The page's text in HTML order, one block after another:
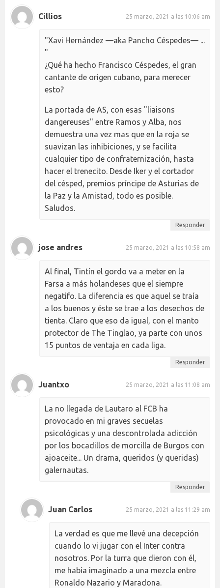
Cillios 25 marzo, 2021 a las 10:06 am
"Xavi Hernández —aka Pancho Céspedes— ...
"
¿Qué ha hecho Francisco Céspedes, el gran
cantante de origen cubano, para merecer
esto?
La portada de AS, con esas "liaisons
dangereuses" entre Ramos y Alba, nos
demuestra una vez mas que en la roja se
suavizan las inhibiciones, y se facilita
cualquier tipo de confraternización, hasta
hacer el trenecito. Desde Iker y el cortador
del césped, premios príncipe de Asturias de
la Paz y la Amistad, todo es posible.
Saludos.
Responder
jose andres 25 marzo, 2021 a las 10:58 am
Al final, Tintín el gordo va a meter en la
Farsa a más holandeses que el siempre
negatifo. La diferencia es que aquel se traía
a los buenos y éste se trae a los desechos de
tienta. Claro que eso da igual, con el manto
protector de The Tinglao, ya parte con unos
15 puntos de ventaja en cada liga.
Responder
Juantxo 25 marzo, 2021 a las 11:08 am
La no llegada de Lautaro al FCB ha
provocado en mi graves secuelas
psicológicas y una descontrolada adicción
por los bocadillos de morcilla de Burgos con
ajoaceite... Un drama, queridos (y queridas)
galernautas.
Responder
Juan Carlos 25 marzo, 2021 a las 11:29 am
La verdad es que me llevé una decepción
cuando lo vi jugar con el Inter contra
nosotros. Por la turra que dieron con él,
me había imaginado a una mezcla entre
Ronaldo Nazario y Maradona.